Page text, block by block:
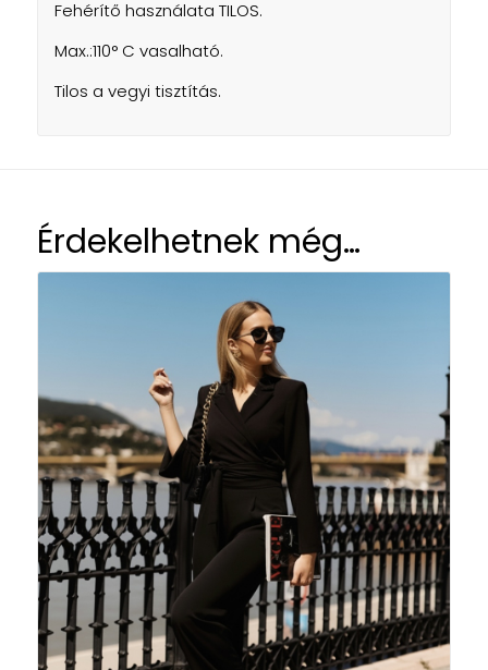
Fehérítő használata TILOS.
Max.:110° C vasalható.
Tilos a vegyi tisztítás.
Érdekelhetnek még…